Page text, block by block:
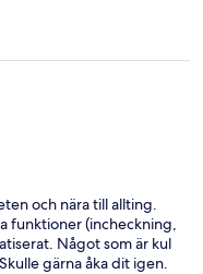
och nära till allting.
funktioner (incheckning,
Något som är kul
gärna åka dit igen.